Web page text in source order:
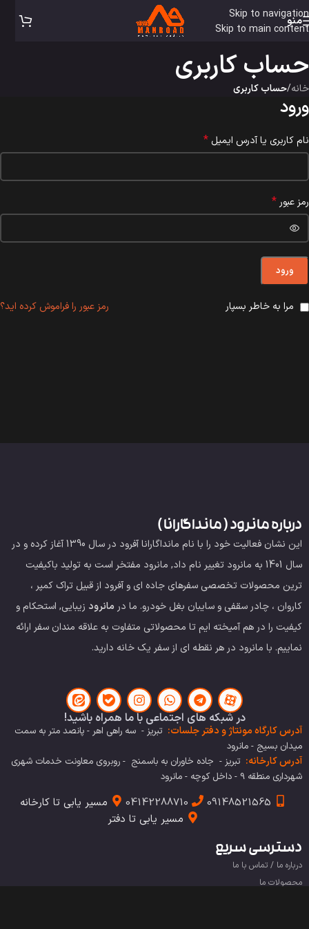
Skip to navigation
Skip to main content
منو
حساب کاربری
خانه/حساب کاربری
ورود
نام کاربری یا آدرس ایمیل *
رمز عبور *
ورود
رمز عبور را فراموش کرده اید؟ مرا به خاطر بسپار
درباره مانرود ( مانداگارانا )
این نشان فعالیت خود را با نام مانداگارانا آفرود در سال 1390 آغاز کرده و در
سال 1401 به مانرود تغییر نام داد, مانرود مفتخر است به تولید باکیفیت
ترین محصولات تخصصی سفرهای جاده ای و آفرود از قبیل تراک کمپر ،
کاروان ، چادر سقفی و سایبان بغل خودرو. ما در مانرود زیبایی, استحکام و
کیفیت را در هم آمیخته ایم تا محصولاتی متفاوت به علاقه مندان سفر ارائه
نماییم. با مانرود در هر نقطه ای از سفر یک خانه دارید.
در شبکه های اجتماعی با ما همراه باشید!
آدرس کارگاه مونتاژ و دفتر جلسات: تبریز - سه راهی اهر - پانصد متر به سمت
میدان بسیج - مانرود
آدرس کارخانه: تبریز - جاده خاوران به باسمنج - روبروی معاونت خدمات شهری
شهرداری منطقه 9 - داخل کوچه - مانرود
09148521565
04142288710
مسیر یابی تا کارخانه
مسیر یابی تا دفتر
دسترسی سریع
درباره ما / تماس با ما
محصولات ما